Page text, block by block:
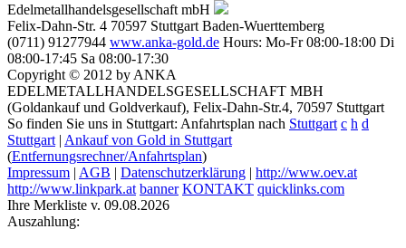
Edelmetallhandelsgesellschaft mbH
Felix-Dahn-Str. 4 70597 Stuttgart Baden-Wuerttemberg
(0711) 91277944 www.anka-gold.de Hours: Mo-Fr 08:00-18:00 Di
08:00-17:45 Sa 08:00-17:30
Copyright © 2012 by ANKA
EDELMETALLHANDELSGESELLSCHAFT MBH
(Goldankauf und Goldverkauf), Felix-Dahn-Str.4, 70597 Stuttgart
So finden Sie uns in Stuttgart: Anfahrtsplan nach Stuttgart c h d
Stuttgart | Ankauf von Gold in Stuttgart
(Entfernungsrechner/Anfahrtsplan)
Impressum | AGB | Datenschutzerklärung | http://www.oev.at
http://www.linkpark.at banner KONTAKT quicklinks.com
Ihre Merkliste v. 09.08.2026
Auszahlung: